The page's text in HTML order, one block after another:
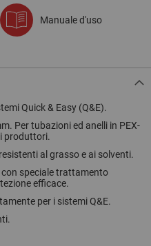
Manuale d'uso
Quick & Easy (Q&E).
Per tubazioni ed anelli in PEX-
produttori.
al grasso e ai solventi.
speciale trattamento
efficace.
per i sistemi Q&E.